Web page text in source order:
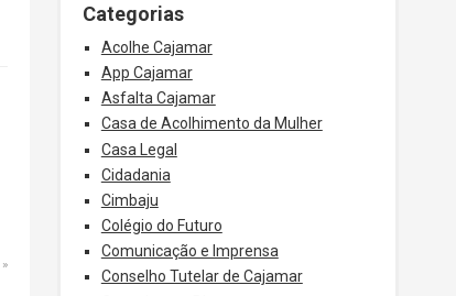
Categorias
Acolhe Cajamar
App Cajamar
Asfalta Cajamar
Casa de Acolhimento da Mulher
Casa Legal
Cidadania
Cimbaju
Colégio do Futuro
Comunicação e Imprensa
Conselho Tutelar de Cajamar